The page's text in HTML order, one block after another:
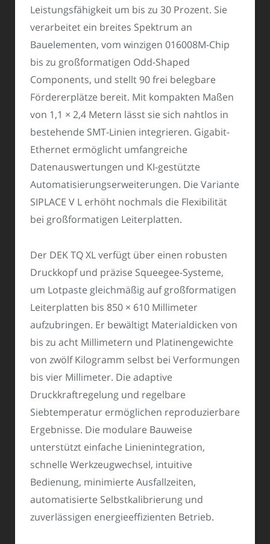
Leistungsfähigkeit um bis zu 30 Prozent. Sie
verarbeitet ein breites Spektrum an
Bauelementen, vom winzigen 016008M-Chip
bis zu großformatigen Odd-Shaped
Components, und stellt 90 frei belegbare
Fördererplätze bereit. Mit kompakten Maßen
von 1,1 × 2,4 Metern lässt sie sich nahtlos in
bestehende SMT-Linien integrieren. Gigabit-
Ethernet ermöglicht umfangreiche
Datenauswertungen und KI-gestützte
Automatisierungserweiterungen. Die Variante
SIPLACE V L erhöht nochmals die Flexibilität
bei großformatigen Leiterplatten.
Der DEK TQ XL verfügt über einen robusten
Druckkopf und präzise Squeegee-Systeme,
um Lotpaste gleichmäßig auf großformatigen
Leiterplatten bis 850 × 610 Millimeter
aufzubringen. Er bewältigt Materialdicken von
bis zu acht Millimetern und Platinengewichte
von zwölf Kilogramm selbst bei Verformungen
bis vier Millimeter. Die adaptive
Druckkraftregelung und regelbare
Siebtemperatur ermöglichen reproduzierbare
Ergebnisse. Die modulare Bauweise
unterstützt einfache Linienintegration,
schnelle Werkzeugwechsel, intuitive
Bedienung, minimierte Ausfallzeiten,
automatisierte Selbstkalibrierung und
zuverlässigen energieeffizienten Betrieb.